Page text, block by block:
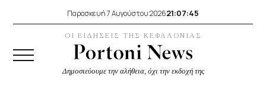
Παρασκευή 7 Αυγούστου 202621:07:46
ΟΙ ΕΙΔΗΣΕΙΣ ΤΗΣ ΚΕΦΑΛΟΝΙΑΣ
Δημοσιεύουμε την αλήθεια, όχι την εκδοχή της